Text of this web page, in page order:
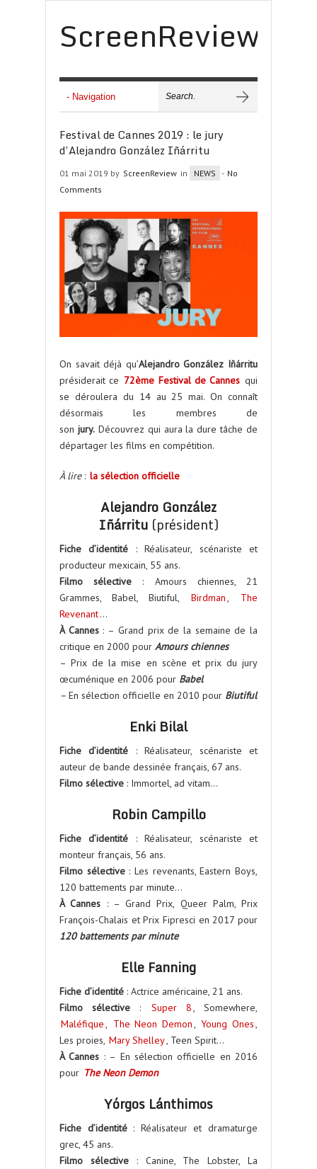
ScreenReview
Festival de Cannes 2019 : le jury
d’Alejandro González Iñárritu
01 mai 2019 by ScreenReview in NEWS - No
Comments
On savait déjà qu’Alejandro González Iñárritu
présiderait ce 72ème Festival de Cannes qui
se déroulera du 14 au 25 mai. On connaît
désormais les membres de
son jury.Découvrez qui aura la dure tâche de
départager les films en compétition.
À lire: la sélection officielle
Alejandro González
Iñárritu (président)
Fiche d’identité : Réalisateur, scénariste et
producteur mexicain, 55 ans.
Filmo sélective : Amours chiennes, 21
Grammes, Babel, Biutiful,
Birdman
The
Revenant…
À Cannes: – Grand prix de la semaine de la
critique en 2000 pour Amours chiennes
– Prix de la mise en scène et prix du jury
œcuménique en 2006 pour Babel
– En sélection officielle en 2010 pour Biutiful
Enki Bilal
Fiche d’identité : Réalisateur, scénariste et
auteur de bande dessinée français, 67 ans.
Filmo sélective : Immortel, ad vitam…
Robin Campillo
Fiche d’identité : Réalisateur, scénariste et
monteur français, 56 ans.
Filmo sélective: Les revenants, Eastern Boys,
120 battements par minute…
À Cannes : – Grand Prix, Queer Palm, Prix
François-Chalais et Prix Fipresci en 2017 pour
120 battements par minute
Elle Fanning
Fiche d’identité : Actrice américaine, 21 ans.
Filmo sélective : Super 8
, Somewhere,
Maléfique
The Neon Demon Young Ones
Les proies, Mary Shelley , Teen Spirit…
À Cannes : – En sélection officielle en 2016
pour The Neon Demon
Yórgos Lánthimos
Fiche d’identité: Réalisateur et dramaturge
grec, 45 ans.
Filmo sélective: Canine, The Lobster, La